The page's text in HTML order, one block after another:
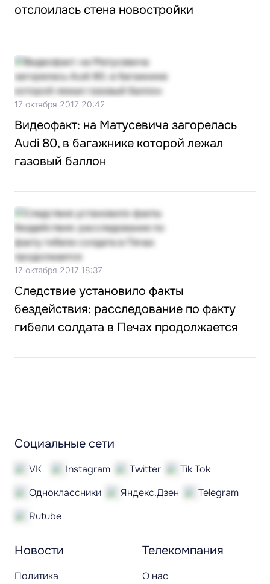
отслоилась стена новостройки
17 октября 2017 20:42
Видеофакт: на Матусевича загорелась
Audi 80, в багажнике которой лежал
газовый баллон
17 октября 2017 18:37
Следствие установило факты
бездействия: расследование по факту
гибели солдата в Печах продолжается
Новости
Политика
Телекомпания
О нас
Социальные сети
VK Instagram Twitter
Tik Tok
Одноклассники
Яндекс.Дзен
Telegram
Rutube